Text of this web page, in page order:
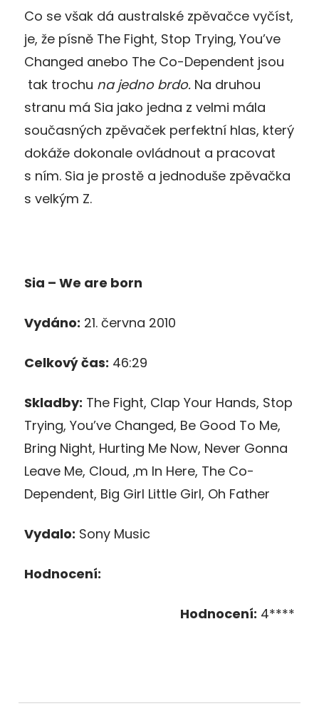
Co se však dá australské zpěvačce vyčíst,
je, že písně The Fight, Stop Trying, You’ve
Changed anebo The Co-Dependent jsou
tak trochu na jedno brdo. Na druhou
stranu má Sia jako jedna z velmi mála
současných zpěvaček perfektní hlas, který
dokáže dokonale ovládnout a pracovat
s ním. Sia je prostě a jednoduše zpěvačka
s velkým Z.
Sia – We are born
Vydáno: 21. června 2010
Celkový čas: 46:29
Skladby: The Fight, Clap Your Hands, Stop
Trying, You’ve Changed, Be Good To Me,
Bring Night, Hurting Me Now, Never Gonna
Leave Me, Cloud, ‚m In Here, The Co-
Dependent, Big Girl Little Girl, Oh Father
Vydalo: Sony Music
Hodnocení:
Hodnocení: 4****